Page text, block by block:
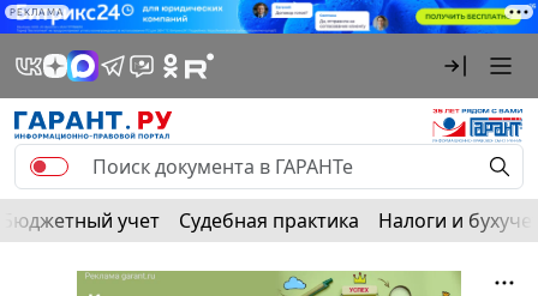
РЕКЛАМА
Бюджетный учет Судебная практика Налоги и